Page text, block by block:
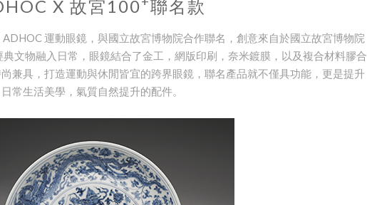
X 故宮100 聯名款
運動眼鏡，與國立故宮博物院合作聯名，創意來自於國立故宮博物院
文物融入日常，眼鏡結合了金工，網版印刷，奈米鍍膜，以及複合材料膠合
兼具，打造運動與休閒皆宜的跨界眼鏡，聯名產品就不僅具功能，更是提升
日常生活美學，氣質自然提升的配件。